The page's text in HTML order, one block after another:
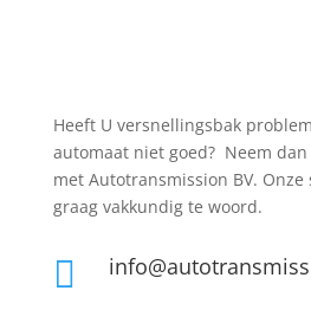
Heeft U versnellingsbak
automaat niet goed? Neem
met Autotransmission BV.
graag vakkundig te woord.
